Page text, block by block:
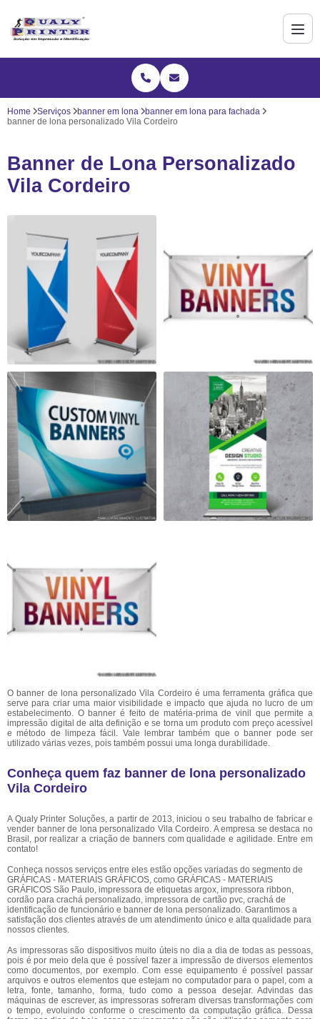
Home Serviços banner em lona
banner em lona para fachada
banner de lona personalizado Vila Cordeiro
Banner de Lona Personalizado
Vila Cordeiro
O banner de lona personalizado Vila Cordeiro é uma ferramenta gráfica que
serve para criar uma maior visibilidade e impacto que ajuda no lucro de um
estabelecimento. O banner é feito de matéria-prima de vinil que permite a
impressão digital de alta definição e se torna um produto com preço acessível
e método de limpeza fácil. Vale lembrar também que o banner pode ser
utilizado várias vezes, pois também possui uma longa durabilidade.
Conheça quem faz banner de lona personalizado
Vila Cordeiro
A Qualy Printer Soluções, a partir de 2013, iniciou o seu trabalho de fabricar e
vender banner de lona personalizado Vila Cordeiro. A empresa se destaca no
Brasil, por realizar a criação de banners com qualidade e agilidade. Entre em
contato!
Conheça nossos serviços entre eles estão opções variadas do segmento de
GRÁFICAS - MATERIAIS GRÁFICOS, como GRÁFICAS - MATERIAIS
GRÁFICOS São Paulo, impressora de etiquetas argox, impressora ribbon,
cordão para crachá personalizado, impressora de cartão pvc, crachá de
identificação de funcionário e banner de lona personalizado. Garantimos a
satisfação dos clientes através de um atendimento único e alta qualidade para
nossos clientes.
As impressoras são dispositivos muito úteis no dia a dia de todas as pessoas,
pois é por meio dela que é possível fazer a impressão de diversos elementos
como documentos, por exemplo. Com esse equipamento é possível passar
arquivos e outros elementos que estejam no computador para o papel, com a
letra, fonte, tamanho, forma, tudo como a pessoa desejar. Advindas das
máquinas de escrever, as impressoras sofreram diversas transformações com
o tempo, evoluindo conforme o crescimento da computação gráfica. Dessa